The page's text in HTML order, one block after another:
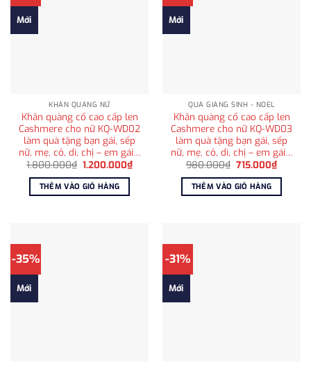
Mới
KHĂN QUÀNG NỮ
Khăn quàng cổ cao cấp len
Cashmere cho nữ KQ-WD02
làm quà tặng bạn gái, sếp
nữ, mẹ, cô, dì, chị – em gái…
1.800.000₫ Giá
là:
1.800.000₫.
1.200.000₫Giá
hiện
1.200.000₫.
THÊM VÀO GIỎ HÀNG
Mới
QUÀ GIÁNG SINH - NOEL
Khăn quàng cổ cao cấp len
Cashmere cho nữ KQ-WD03
làm quà tặng bạn gái, sếp
nữ, mẹ, cô, dì, chị – em gái…
980.000₫ Giá
là:
980.000₫.
715.000₫Giá
hiện
tại
THÊM VÀO GIỎ HÀNG
-35%
Mới
-31%
Mới